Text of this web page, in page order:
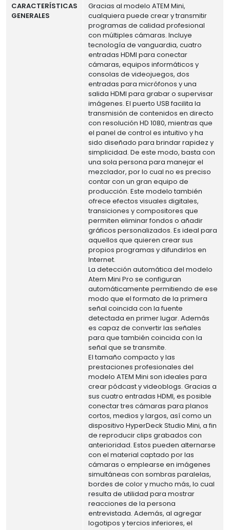
CARACTERÍSTICAS
GENERALES
Gracias al modelo ATEM Mini,
cualquiera puede crear y transmitir
programas de calidad profesional
con múltiples cámaras. Incluye
tecnología de vanguardia, cuatro
entradas HDMI para conectar
cámaras, equipos informáticos y
consolas de videojuegos, dos
entradas para micrófonos y una
salida HDMI para grabar o supervisar
imágenes. El puerto USB facilita la
transmisión de contenidos en directo
con resolución HD 1080, mientras que
el panel de control es intuitivo y ha
sido diseñado para brindar rapidez y
simplicidad. De este modo, basta con
una sola persona para manejar el
mezclador, por lo cual no es preciso
contar con un gran equipo de
producción. Este modelo también
ofrece efectos visuales digitales,
transiciones y compositores que
permiten eliminar fondos o añadir
gráficos personalizados. Es ideal para
aquellos que quieren crear sus
propios programas y difundirlos en
Internet.
La detección automática del modelo
Atem Mini Pro se configuran
automáticamente permitiendo de ese
modo que el formato de la primera
señal coincida con la fuente
detectada en primer lugar. Además
es capaz de convertir las señales
para que también coincida con la
señal que se transmite.
El tamaño compacto y las
prestaciones profesionales del
modelo ATEM Mini son ideales para
crear pódcast y videoblogs. Gracias a
sus cuatro entradas HDMI, es posible
conectar tres cámaras para planos
cortos, medios y largos, así como un
dispositivo HyperDeck Studio Mini, a fin
de reproducir clips grabados con
anterioridad. Estos pueden alternarse
con el material captado por las
cámaras o emplearse en imágenes
simultáneas con sombras paralelas,
bordes de color y mucho más, lo cual
resulta de utilidad para mostrar
reacciones de la persona
entrevistada. Además, al agregar
logotipos y tercios inferiores, el